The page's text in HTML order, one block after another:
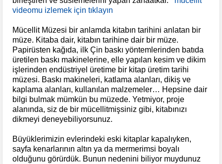
videomu izlemek için tıklayın
Mücellit Müzesi bir anlamda kitabın tarihini anlatan bir
müze. Kitaba dair, kitabın tarihine dair bir müze.
Papirüsten kağıda, ilk Çin baskı yöntemlerinden batıda
üretilen baskı makinelerine, elle yapılan kesim ve dikim
işlerinden endüstriyel üretime bir kitap üretim tarihi
müzesi. Baskı makineleri, katlama alanları, dikiş ve
kaplama alanları, kullanılan malzemeler… Hepsine dair
bilgi bulmak mümkün bu müzede. Yetmiyor, proje
alanında, siz de bir mücellitmişsiniz gibi, kitabınızı
dikmeyi deneyebiliyorsunuz.
Büyüklerimizin evlerindeki eski kitaplar kapalıyken,
sayfa kenarlarının altın ya da mermerimsi boyalı
olduğunu görürdük. Bunun nedenini biliyor muydunuz